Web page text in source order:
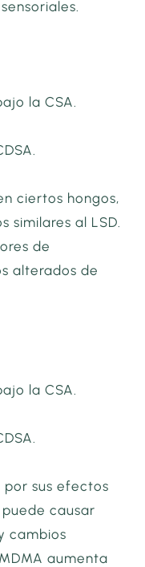
la CSA.
ciertos hongos,
similares al LSD.
de
alterados de
la CSA.
por sus efectos
causar
cambios
aumenta